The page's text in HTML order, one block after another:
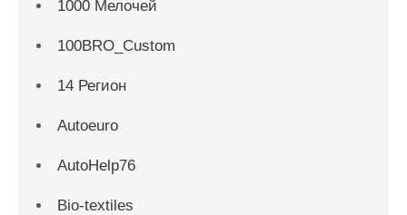
1000 Мелочей
100BRO_Custom
14 Регион
Autoeuro
AutoHelp76
Bio-textiles